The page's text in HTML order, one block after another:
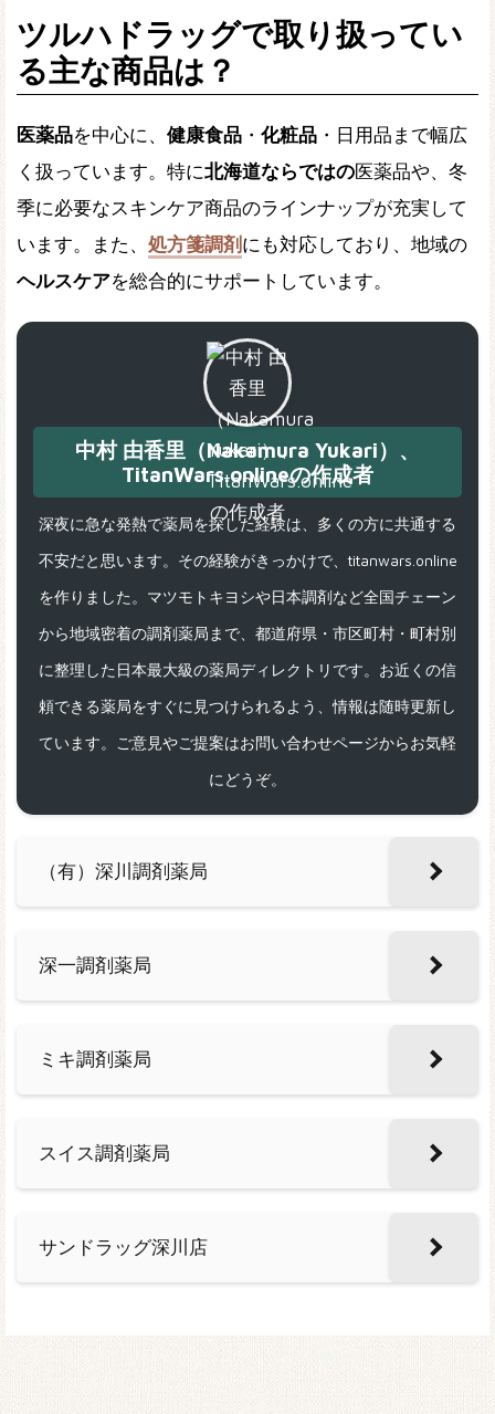
ツルハドラッグで取り扱ってい
る主な商品は？
医薬品を中心に、 健康食品 ・ 化粧品 ・日用品まで幅広
く扱っています。特に北海道ならではの医薬品や、冬
季に必要なスキンケア商品のラインナップが充実して
います。また、 処方箋調剤 にも対応しており、地域の
ヘルスケアを総合的にサポートしています。
中村 由香里（Nakamura Yukari）、
TitanWars.onlineの作成者
深夜に急な発熱で薬局を探した経験は、多くの方に共通する
不安だと思います。その経験がきっかけで、titanwars.online
を作りました。マツモトキヨシや日本調剤など全国チェーン
から地域密着の調剤薬局まで、都道府県・市区町村・町村別
に整理した日本最大級の薬局ディレクトリです。お近くの信
頼できる薬局をすぐに見つけられるよう、情報は随時更新し
ています。ご意見やご提案はお問い合わせページからお気軽
にどうぞ。
（有）深川調剤薬局
深一調剤薬局
ミキ調剤薬局
スイス調剤薬局
サンドラッグ深川店